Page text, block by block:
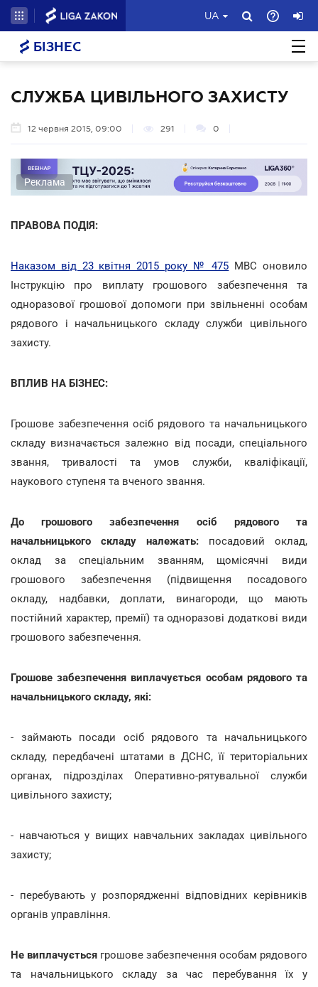
UA
БІЗНЕС
СЛУЖБА ЦИВІЛЬНОГО ЗАХИСТУ
12 червня 2015, 09:00 291 0
Реклама
ПРАВОВА ПОДІЯ:
Наказом від 23 квітня 2015 року № 475 МВС оновило
Інструкцію про виплату грошового забезпечення та
одноразової грошової допомоги при звільненні особам
рядового і начальницького складу служби цивільного
захисту.
ВПЛИВ НА БІЗНЕС:
Грошове забезпечення осіб рядового та начальницького
складу визначається залежно від посади, спеціального
звання, тривалості та умов служби, кваліфікації,
наукового ступеня та вченого звання.
До грошового забезпечення осіб рядового та
начальницького складу належать: посадовий оклад,
оклад за спеціальним званням, щомісячні види
грошового забезпечення (підвищення посадового
окладу, надбавки, доплати, винагороди, що мають
постійний характер, премії) та одноразові додаткові види
грошового забезпечення.
Грошове забезпечення виплачується особам рядового та
начальницького складу, які:
- займають посади осіб рядового та начальницького
складу, передбачені штатами в ДСНС, її територіальних
органах, підрозділах Оперативно-рятувальної служби
цивільного захисту;
- навчаються у вищих навчальних закладах цивільного
захисту;
- перебувають у розпорядженні відповідних керівників
органів управління.
Не виплачується грошове забезпечення особам рядового
та начальницького складу за час перебування їх у